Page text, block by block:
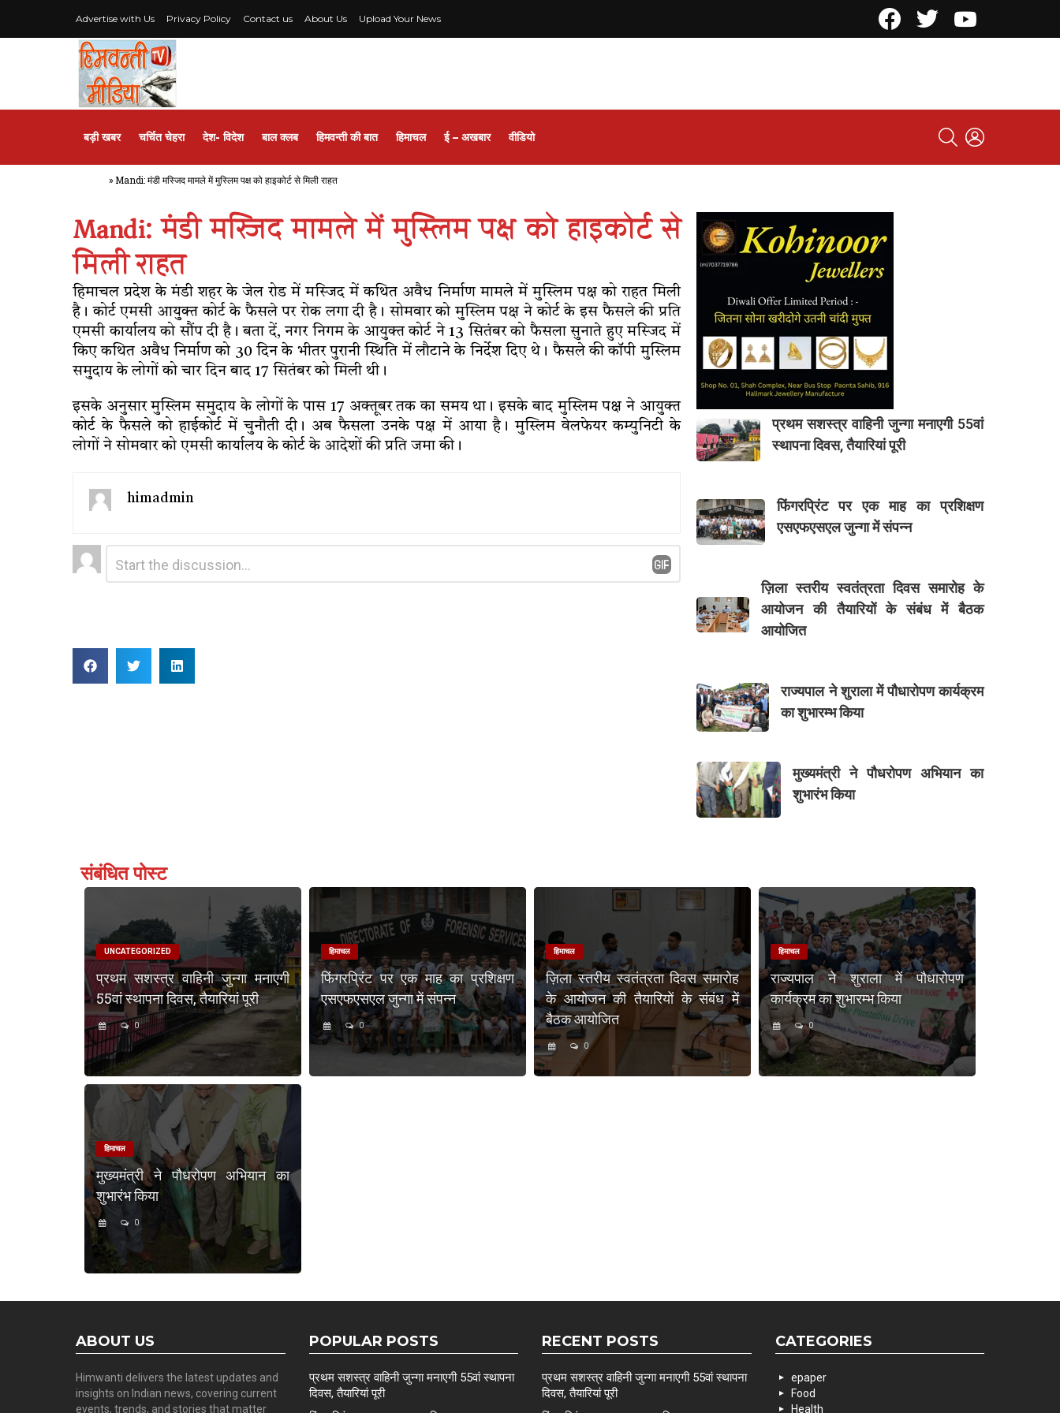
Advertise with Us Privacy Policy Contact us About Us Upload Your News
बड़ी खबर चर्चित चेहरा देश- विदेश बाल क्लब हिमवन्ती की बात हिमाचल ई – अखबार वीडियो
SEARCH
» Mandi: मंडी मस्जिद मामले में मुस्लिम पक्ष को हाइकोर्ट से मिली राहत
Mandi: मंडी मस्जिद मामले में मुस्लिम पक्ष को हाइकोर्ट से
मिली राहत
हिमाचल प्रदेश के मंडी शहर के जेल रोड में मस्जिद में कथित अवैध निर्माण मामले में मुस्लिम पक्ष को राहत मिली
है। कोर्ट एमसी आयुक्त कोर्ट के फैसले पर रोक लगा दी है। सोमवार को मुस्लिम पक्ष ने कोर्ट के इस फैसले की प्रति
एमसी कार्यालय को साैंप दी है। बता दें, नगर निगम के आयुक्त कोर्ट ने 13 सितंबर को फैसला सुनाते हुए मस्जिद में
किए कथित अवैध निर्माण को 30 दिन के भीतर पुरानी स्थिति में लौटाने के निर्देश दिए थे। फैसले की कॉपी मुस्लिम
समुदाय के लोगों को चार दिन बाद 17 सितंबर को मिली थी।
इसके अनुसार मुस्लिम समुदाय के लोगों के पास 17 अक्तूबर तक का समय था। इसके बाद मुस्लिम पक्ष ने आयुक्त
कोर्ट के फैसले को हाईकोर्ट में चुनौती दी। अब फैसला उनके पक्ष में आया है। मुस्लिम वेलफेयर कम्युनिटी के
लोगों ने सोमवार को एमसी कार्यालय के कोर्ट के आदेशों की प्रति जमा की।
himadmin
Leave
a
प्रथम सशस्त्र वाहिनी जुन्गा मनाएगी 55वां
स्थापना दिवस, तैयारियां पूरी
फिंगरप्रिंट पर एक माह का प्रशिक्षण
एसएफएसएल जुन्गा में संपन्न
ज़िला स्तरीय स्वतंत्रता दिवस समारोह के
आयोजन की तैयारियों के संबंध में बैठक
आयोजित
राज्यपाल ने शुराला में पौधारोपण कार्यक्रम
का शुभारम्भ किया
मुख्यमंत्री ने पौधरोपण अभियान का
शुभारंभ किया
संबंधित पोस्ट
UNCATEGORIZED
प्रथम सशस्त्र वाहिनी जुन्गा मनाएगी
55वां स्थापना दिवस, तैयारियां पूरी
0
हिमाचल
फिंगरप्रिंट पर एक माह का प्रशिक्षण
एसएफएसएल जुन्गा में संपन्न
0
हिमाचल
ज़िला स्तरीय स्वतंत्रता दिवस समारोह
के आयोजन की तैयारियों के संबंध में
बैठक आयोजित
0
हिमाचल
राज्यपाल ने शुराला में पौधारोपण
कार्यक्रम का शुभारम्भ किया
0
हिमाचल
मुख्यमंत्री ने पौधरोपण अभियान का
शुभारंभ किया
0
ABOUT US
Himwanti delivers the latest updates and
insights on Indian news, covering current
events, trends, and stories that matter
POPULAR POSTS
प्रथम सशस्त्र वाहिनी जुन्गा मनाएगी 55वां स्थापना
दिवस, तैयारियां पूरी
RECENT POSTS
प्रथम सशस्त्र वाहिनी जुन्गा मनाएगी 55वां स्थापना
दिवस, तैयारियां पूरी
CATEGORIES
epaper
Food
Health